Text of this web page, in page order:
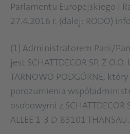
Parlamentu Europejskiego i
27.4.2016 r. (dalej: RODO)
(1) Administratorem Pani/
jest SCHATTDECOR SP. Z
TARNOWO PODGÓRNE,
porozumienia
osobowymi z SCHATTDECOR
ALLEE 1-3 D-83101 THANSAU.